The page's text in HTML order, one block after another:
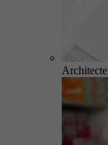
Architecte